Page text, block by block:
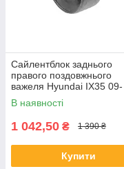
Сайлентблок заднього
правого поздовжнього
важеля Hyundai IX35 09-
В наявності
1 042,50 ₴ 1 390 ₴
Купити